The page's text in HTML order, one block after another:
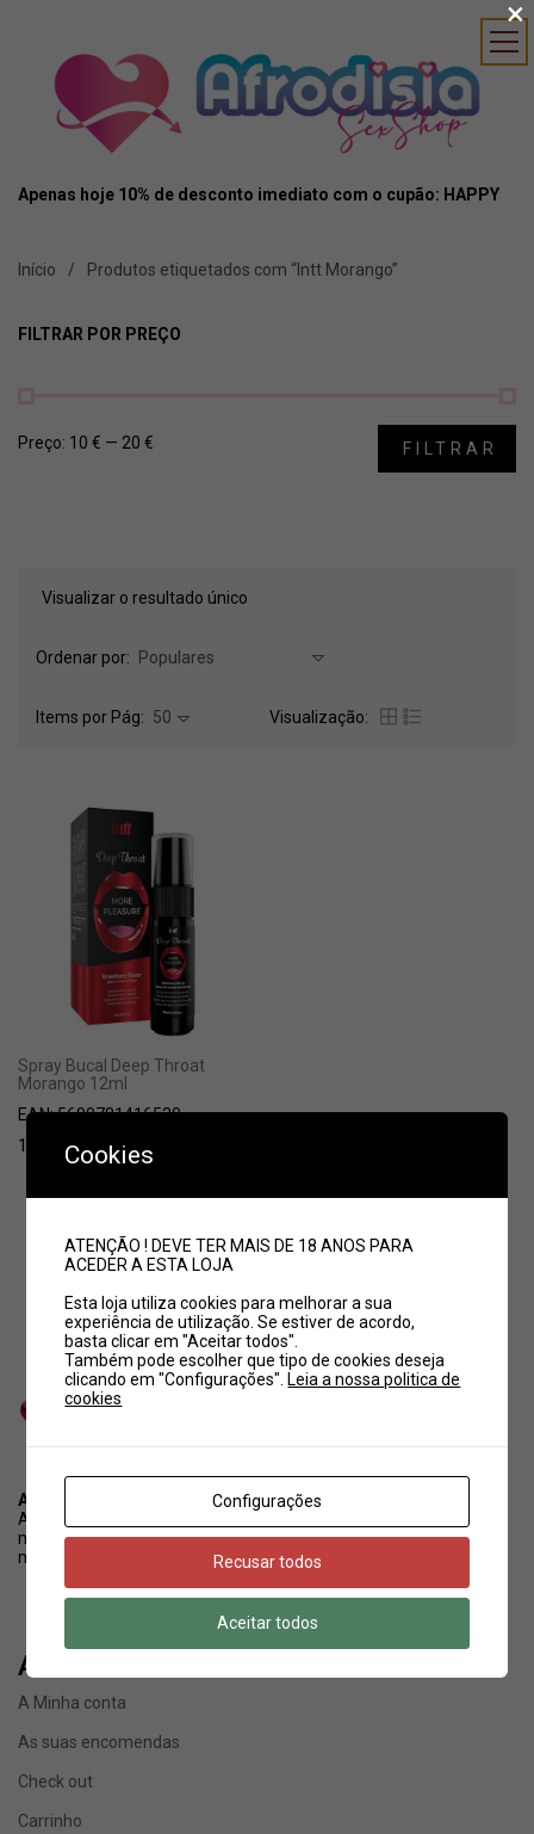
Apenas hoje 10% de desconto imediato com o cupão: HAPPY
Início Produtos etiquetados com “Intt Morango”
FILTRAR POR PREÇO
FILTRAR
Preço: 10 € — 20 €
Visualizar o resultado único
Ordenar por: Populares
Items por Pág: 50 Visualização:
Spray Bucal Deep Throat
Morango 12ml
EAN:5600781416530
12,50
€
ACERCA DA AFRODISIA
A Afrodite SexShop / Afrodisia Sexshop é uma empresa com
mais de 19 anos de mercado, somos provavelmente uma das
mais antigas Sexshop em Portugal.
A MINHA CONTA
A Minha conta
As suas encomendas
Check out
Carrinho
×
Cookies
ATENÇÃO ! DEVE TER MAIS DE 18 ANOS PARA
ACEDER A ESTA LOJA
Esta loja utiliza cookies para melhorar a sua
experiência de utilização. Se estiver de acordo,
basta clicar em "Aceitar todos".
Também pode escolher que tipo de cookies deseja
clicando em "Configurações". Leia a nossa politica de
cookies
Configurações
Recusar todos
Aceitar todos